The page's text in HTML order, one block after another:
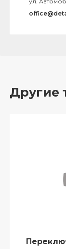
Другие